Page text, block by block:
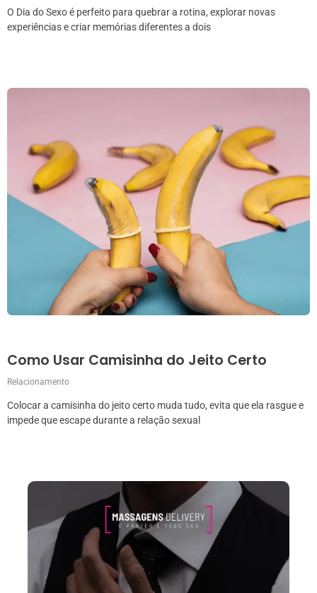
O Dia do Sexo é perfeito para quebrar a rotina, explorar novas
experiências e criar memórias diferentes a dois
Como Usar Camisinha do Jeito Certo
Relacionamento
Colocar a camisinha do jeito certo muda tudo, evita que ela rasgue e
impede que escape durante a relação sexual